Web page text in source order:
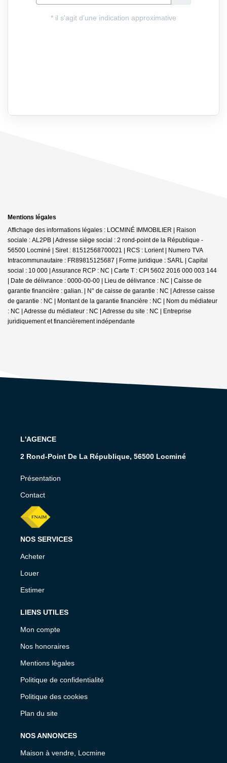
Mentions légales
Affichage des informations légales : LOCMINÉ IMMOBILIER | Raison
sociale : AL2PB | Adresse siège social : 2 rond-point de la République -
56500 Locminé | Siret : 81512568700021 | RCS : Lorient | Numero TVA
Intracommunautaire : FR89815125687 | Forme juridique : SARL | Capital
social : 10 000 | Assurance RCP : NC | Carte T : CPI 5602 2016 000 003 144
| Date de délivrance : 0000-00-00 | Lieu de délivrance : NC | Caisse de
garantie financière : galian. | N° de caisse de garantie : NC | Adresse caisse
de garantie : NC | Montant de la garantie financière : NC | Nom du médiateur
: NC | Adresse du médiateur : NC | Adresse du site : NC | Entreprise
juridiquement et financièrement indépendante
L'AGENCE
2 Rond-Point De La République, 56500 Locminé
Présentation
Contact
NOS SERVICES
Acheter
Louer
Estimer
LIENS UTILES
Mon compte
Nos honoraires
Mentions légales
Politique de confidentialité
Politique des cookies
Plan du site
NOS ANNONCES
Maison à vendre, Locmine